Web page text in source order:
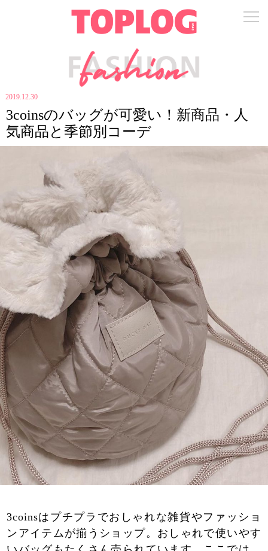
2019.12.30
3coinsのバッグが可愛い！新商品・人
気商品と季節別コーデ
3coinsはプチプラでおしゃれな雑貨やファッショ
ンアイテムが揃うショップ。おしゃれで使いやす